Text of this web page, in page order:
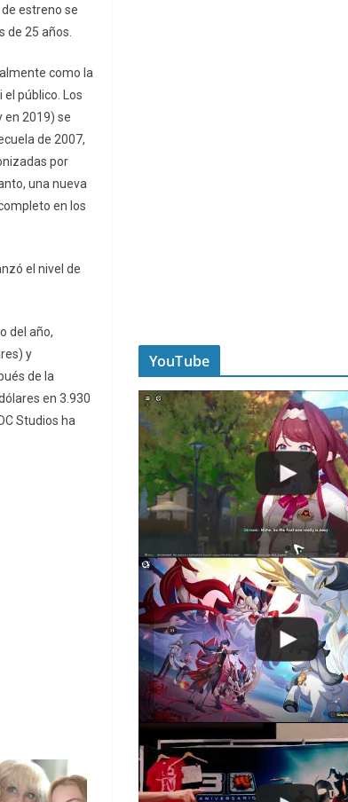
estreno se
25 años.
como la
público. Los
en 2019) se
de 2007,
por
una nueva
en los
el nivel de
del año,
y
de la
en 3.930
Studios ha
YouTube